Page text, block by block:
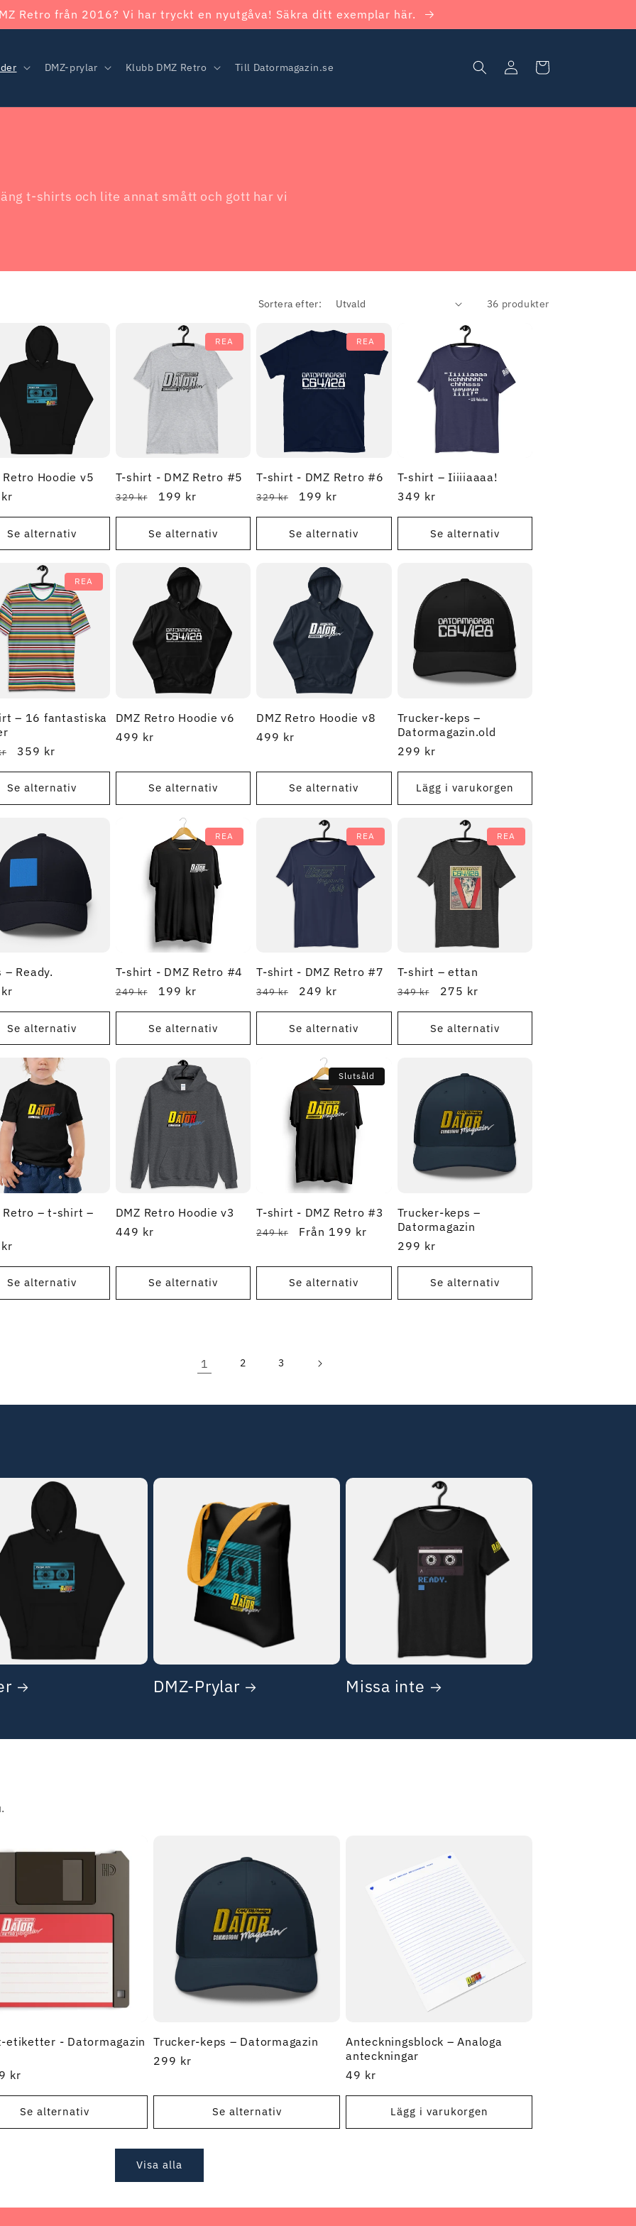
Retro från 2016? Vi har tryckt en nyutgåva! Säkra ditt exemplar här.
DMZ-prylar Klubb DMZ Retro Till Datormagazin.se
Logga
in
Varukorg
t-shirts och lite annat smått och gott har vi
Sortera efter: 36 produkter
Retro Hoodie v5
Se alternativ
REA
T-shirt - DMZ Retro #5
Ordinarie
pris
329 kr
REA-
pris
199 kr
Se alternativ
REA
T-shirt - DMZ Retro #6
Ordinarie
pris
329 kr
REA-
pris
199 kr
Se alternativ
T-shirt – Iiiiiaaaa!
Ordinarie
pris
349 kr
Se alternativ
REA
– 16 fantastiska
REA-
359 kr
Se alternativ
DMZ Retro Hoodie v6
Ordinarie
499 kr
Se alternativ
DMZ Retro Hoodie v8
Ordinarie
499 kr
Se alternativ
Trucker-keps –
Datormagazin.old
Ordinarie
299 kr
Lägg i varukorgen
– Ready.
Se alternativ
REA
T-shirt - DMZ Retro #4
Ordinarie
pris
249 kr
REA-
pris
199 kr
Se alternativ
REA
T-shirt - DMZ Retro #7
Ordinarie
pris
349 kr
REA-
pris
249 kr
Se alternativ
REA
T-shirt – ettan
Ordinarie
pris
349 kr
REA-
pris
275 kr
Se alternativ
Retro – t-shirt –
Se alternativ
DMZ Retro Hoodie v3
Ordinarie
449 kr
Se alternativ
Slutsåld
T-shirt - DMZ Retro #3
Ordinarie
249 kr
REA-
Från 199 kr
Se alternativ
Trucker-keps –
Datormagazin
Ordinarie
299 kr
Se alternativ
1 2 3
DMZ-Prylar Missa inte
etiketter - Datormagazin
kr
Se alternativ
Trucker-keps – Datormagazin
Ordinarie
299 kr
Se alternativ
Anteckningsblock – Analoga
anteckningar
Ordinarie
49 kr
Lägg i varukorgen
Visa alla